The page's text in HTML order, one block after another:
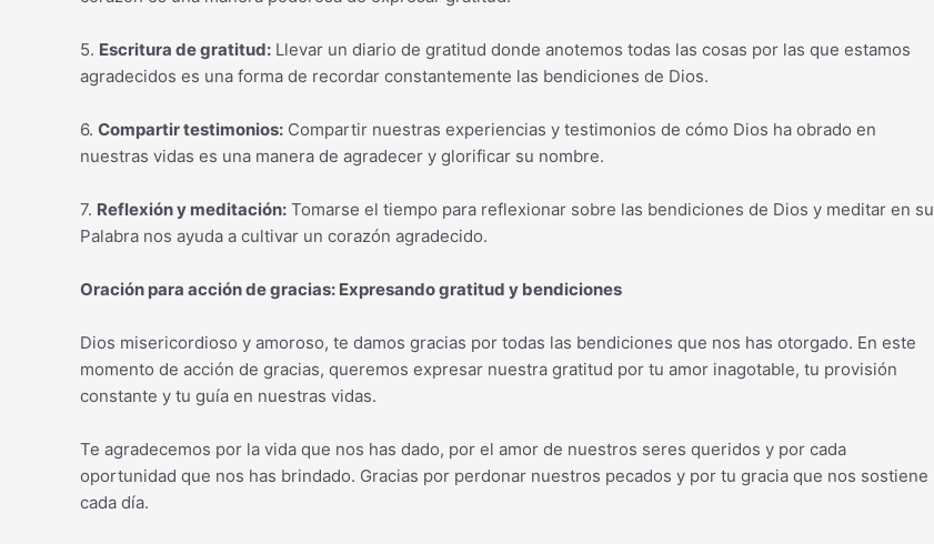
5. Escritura de gratitud: Llevar un diario de gratitud donde anotemos todas las cosas por las que estamos
agradecidos es una forma de recordar constantemente las bendiciones de Dios.
6. Compartir testimonios: Compartir nuestras experiencias y testimonios de cómo Dios ha obrado en
nuestras vidas es una manera de agradecer y glorificar su nombre.
7. Reflexión y meditación: Tomarse el tiempo para reflexionar sobre las bendiciones de Dios y meditar en su
Palabra nos ayuda a cultivar un corazón agradecido.
Oración para acción de gracias: Expresando gratitud y bendiciones
Dios misericordioso y amoroso, te damos gracias por todas las bendiciones que nos has otorgado. En este
momento de acción de gracias, queremos expresar nuestra gratitud por tu amor inagotable, tu provisión
constante y tu guía en nuestras vidas.
Te agradecemos por la vida que nos has dado, por el amor de nuestros seres queridos y por cada
oportunidad que nos has brindado. Gracias por perdonar nuestros pecados y por tu gracia que nos sostiene
cada día.